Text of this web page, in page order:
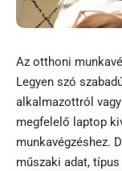
Az otthoni
Legyen szó
alkalmazottról
megfelelő laptop
munkavégzéshez.
műszaki adat,